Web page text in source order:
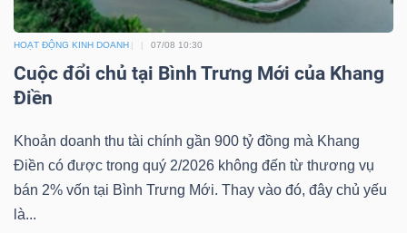
HOẠT ĐỘNG KINH DOANH 07/08 10:30
Cuộc đổi chủ tại Bình Trưng Mới của Khang
Điền
Khoản doanh thu tài chính gần 900 tỷ đồng mà Khang
Điền có được trong quý 2/2026 không đến từ thương vụ
bán 2% vốn tại Bình Trưng Mới. Thay vào đó, đây chủ yếu
là...